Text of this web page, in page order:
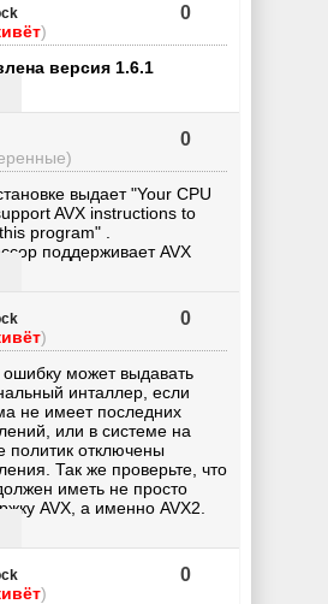
)
0
версия 1.6.1
0
выдает "Your CPU
AVX instructions to
program" .
поддерживает AVX
)
0
может выдавать
инталлер, если
не имеет последних
или в системе на
политик отключены
Так же проверьте, что
иметь не просто
AVX, а именно AVX2.
)
0